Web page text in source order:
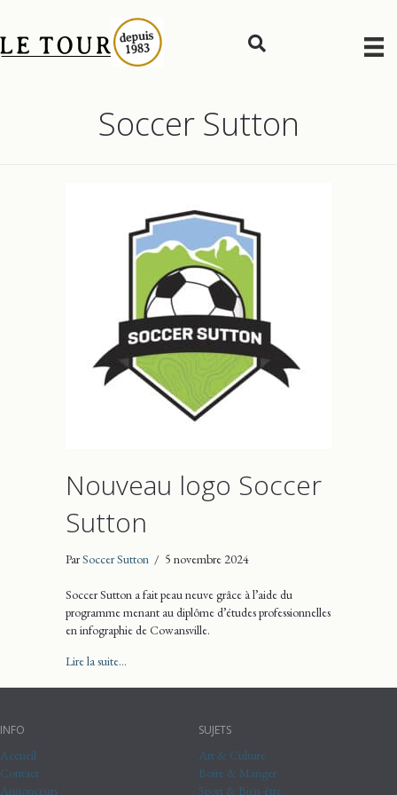
Soccer Sutton
Nouveau logo Soccer
Sutton
ParSoccer Sutton / 5 novembre 2024
Soccer Sutton a fait peau neuve grâce à l’aide du
programme menant au diplôme d’études professionnelles
en infographie de Cowansville.
Lire la suite...
INFO
Accueil
Contact
Annonceurs
SUJETS
Art & Culture
Boire & Manger
Sport & Bien-être